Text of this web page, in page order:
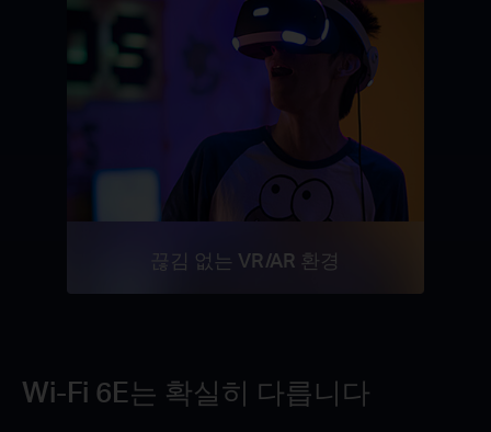
끊김 없는 VR/AR 환경
Wi-Fi 6E는 확실히 다릅니다